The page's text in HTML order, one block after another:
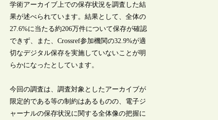
学術アーカイブ上での保存状況を調査した結
果が述べられています。結果として、全体の
27.6%に当たる約206万件について保存が確認
できず、また、Crossref参加機関の32.9%が適
切なデジタル保存を実施していないことが明
らかになったとしています。
今回の調査は、調査対象としたアーカイブが
限定的である等の制約はあるものの、電子ジ
ャーナルの保存状況に関する全体像の把握に